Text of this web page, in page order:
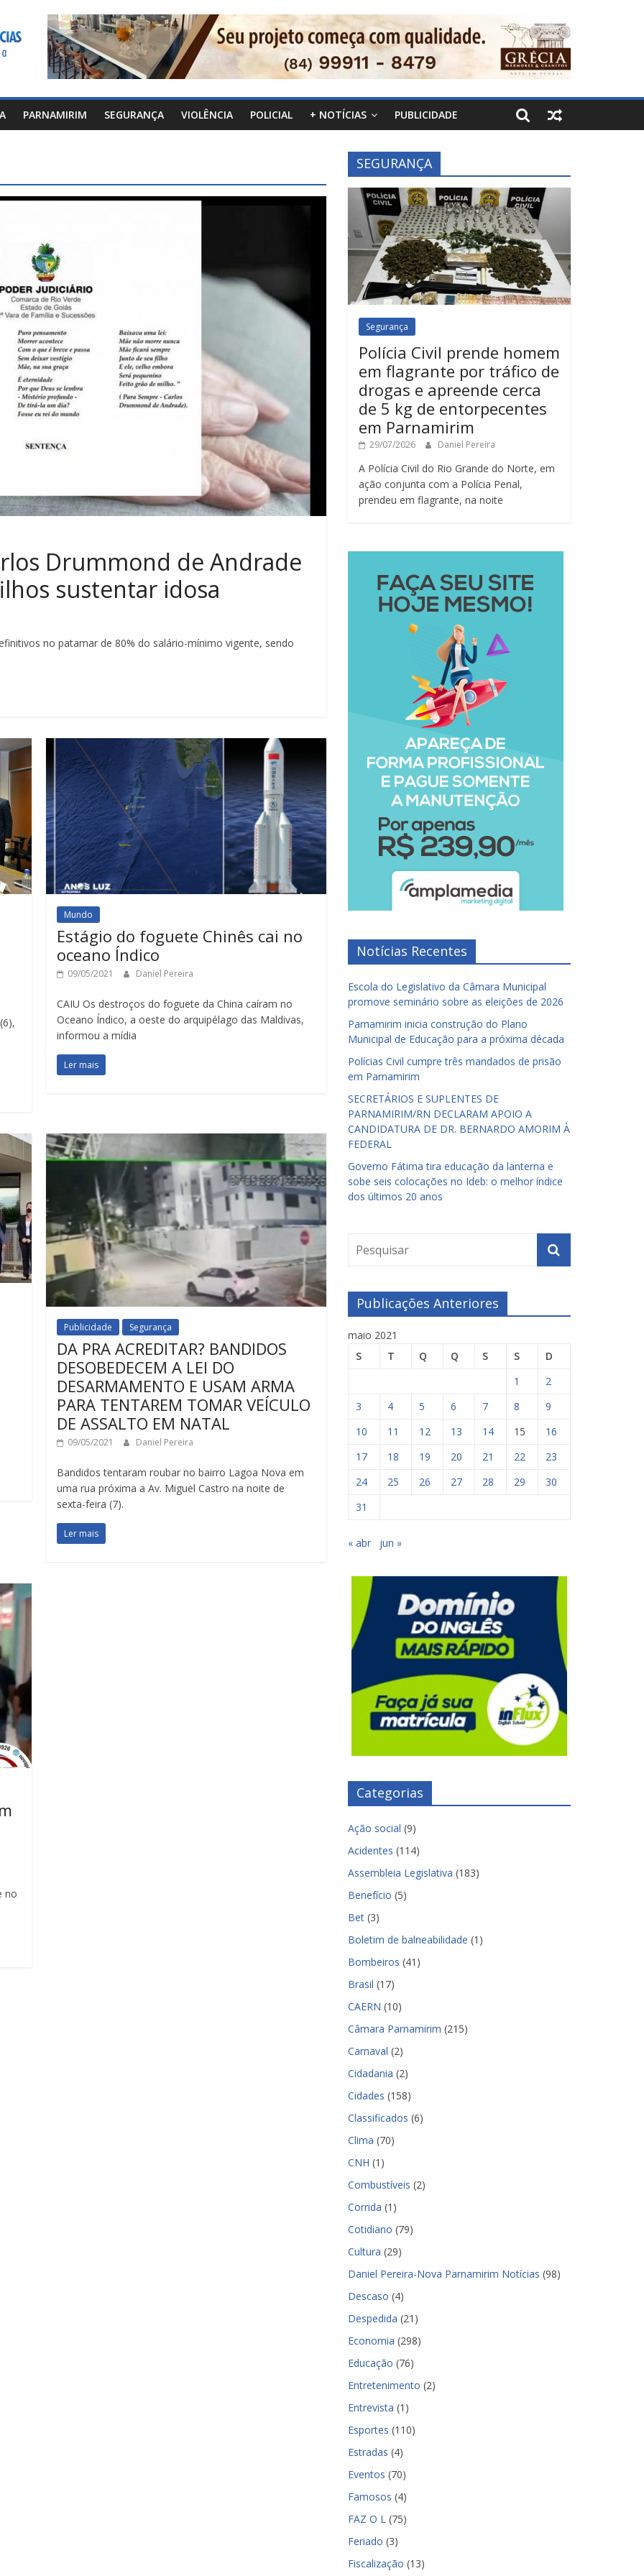
PARNAMIRIM SEGURANÇA VIOLÊNCIA POLICIAL + NOTÍCIAS PUBLICIDADE
Drummond de Andrade
sustentar idosa
no patamar de 80% do salário-mínimo vigente, sendo
Mundo
Estágio do foguete Chinês cai no
oceano Índico
09/05/2021 Daniel Pereira
CAIU Os destroços do foguete da China caíram no
Oceano Índico, a oeste do arquipélago das Maldivas,
informou a mídia
Ler mais
Publicidade Segurança
DA PRA ACREDITAR? BANDIDOS
DESOBEDECEM A LEI DO
DESARMAMENTO E USAM ARMA
PARA TENTAREM TOMAR VEÍCULO
DE ASSALTO EM NATAL
09/05/2021 Daniel Pereira
Bandidos tentaram roubar no bairro Lagoa Nova em
uma rua próxima a Av. Miguel Castro na noite de
sexta-feira (7).
Ler mais
no
SEGURANÇA
Segurança
Polícia Civil prende homem
em flagrante por tráfico de
drogas e apreende cerca
de 5 kg de entorpecentes
em Parnamirim
29/07/2026 Daniel Pereira
A Polícia Civil do Rio Grande do Norte, em
ação conjunta com a Polícia Penal,
prendeu em flagrante, na noite
Notícias Recentes
Escola do Legislativo da Câmara Municipal
promove seminário sobre as eleições de 2026
Parnamirim inicia construção do Plano
Municipal de Educação para a próxima década
Polícias Civil cumpre três mandados de prisão
em Parnamirim
SECRETÁRIOS E SUPLENTES DE
PARNAMIRIM/RN DECLARAM APOIO A
CANDIDATURA DE DR. BERNARDO AMORIM À
FEDERAL
Governo Fátima tira educação da lanterna e
sobe seis colocações no Ideb: o melhor índice
dos últimos 20 anos
Publicações Anteriores
maio 2021
S
T Q Q S S
D
1
2
3
4 5 6 7 8
9
10
11 12 13 14 15
16
17
18 19 20 21 22
23
24
25 26 27 28 29
30
31
« abr jun »
Categorias
Ação social (9)
Acidentes (114)
Assembleia Legislativa (183)
Benefício (5)
Bet (3)
Boletim de balneabilidade (1)
Bombeiros (41)
Brasil (17)
CAERN (10)
Câmara Parnamirim (215)
Carnaval (2)
Cidadania (2)
Cidades (158)
Classificados (6)
Clima (70)
CNH (1)
Combustíveis (2)
Corrida (1)
Cotidiano (79)
Cultura (29)
Daniel Pereira-Nova Parnamirim Notícias (98)
Descaso (4)
Despedida (21)
Economia (298)
Educação (76)
Entretenimento (2)
Entrevista (1)
Esportes (110)
Estradas (4)
Eventos (70)
Famosos (4)
FAZ O L (75)
Feriado (3)
Fiscalização (13)